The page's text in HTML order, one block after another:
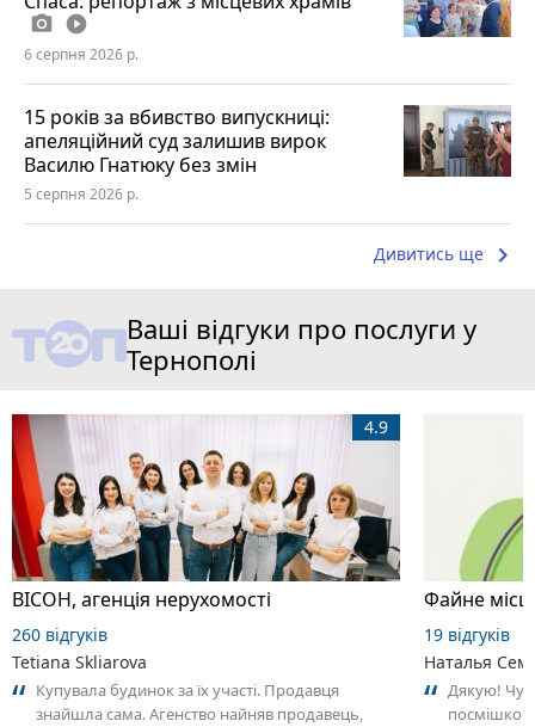
photo_camera play_circle_filled
6 серпня 2026 р.
15 років за вбивство випускниці:
апеляційний суд залишив вирок
Василю Гнатюку без змін
5 серпня 2026 р.
Дивитись ще keyboard_arrow_right
Ваші відгуки про послуги у
Тернополі
ВІСОН, агенція нерухомості
4.9
260 відгуків
Tetiana Skliarova
Купувала будинок за їх участі. Продавця
знайшла сама. Агенство найняв продавець,
Файне
19 відгуків
Наталья
Дякую!